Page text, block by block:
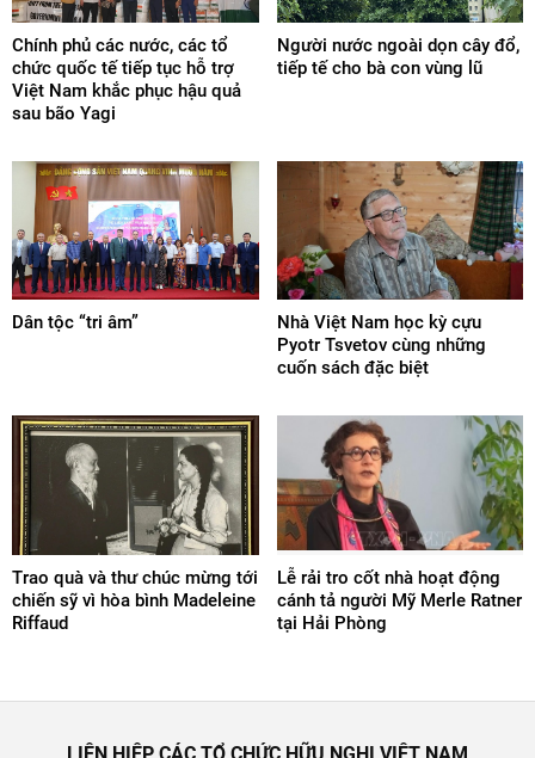
Chính phủ các nước, các tổ
chức quốc tế tiếp tục hỗ trợ
Việt Nam khắc phục hậu quả
sau bão Yagi
Người nước ngoài dọn cây đổ,
tiếp tế cho bà con vùng lũ
Dân tộc “tri âm”
Nhà Việt Nam học kỳ cựu
Pyotr Tsvetov cùng những
cuốn sách đặc biệt
Trao quà và thư chúc mừng tới
chiến sỹ vì hòa bình Madeleine
Riffaud
Lễ rải tro cốt nhà hoạt động
cánh tả người Mỹ Merle Ratner
tại Hải Phòng
LIÊN HIỆP CÁC TỔ CHỨC HỮU NGHỊ VIỆT NAM